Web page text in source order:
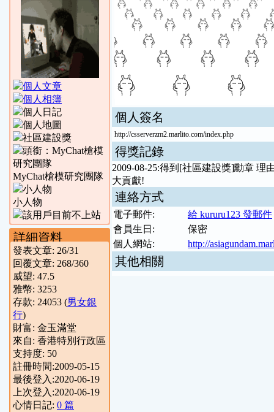
MyChat槍模研究團隊
小人物
詳細資料
發表文章: 26/31
回覆文章: 268/360
威望: 47.5
雅幣: 3253
存款: 24053 (男女銀
行)
財富: 金玉滿堂
來自: 香港特別行政區
支持度: 50
註冊時間:2009-05-15
最後登入:2020-06-19
上次登入:2020-06-19
心情日記: 0 篇
個人簽名
http://csserverzm2.marlito.com/index.php
得獎記錄
2009-08-25:得到[社區建設獎]勳章 理
大貢獻!
連絡方式
電子郵件:
給 kururu123 發郵件
會員生日:
保密
個人網站:
http://
其他相關